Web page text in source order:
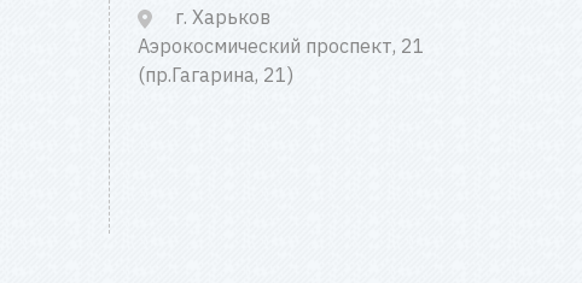
г. Харьков
Аэрокосмический проспект, 21
(пр.Гагарина, 21)